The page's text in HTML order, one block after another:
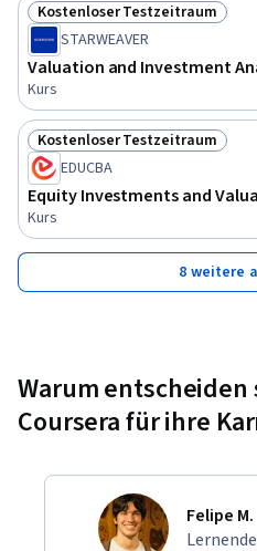
Status: Kostenloser
Kostenloser Testzeitraum
STARWEAVER
Valuation and Investment
Kurs
Status: Kostenloser
Kostenloser Testzeitraum
EDUCBA
Equity Investments and
Kurs
8 weitere
Warum
Coursera für ihre
Felipe M.